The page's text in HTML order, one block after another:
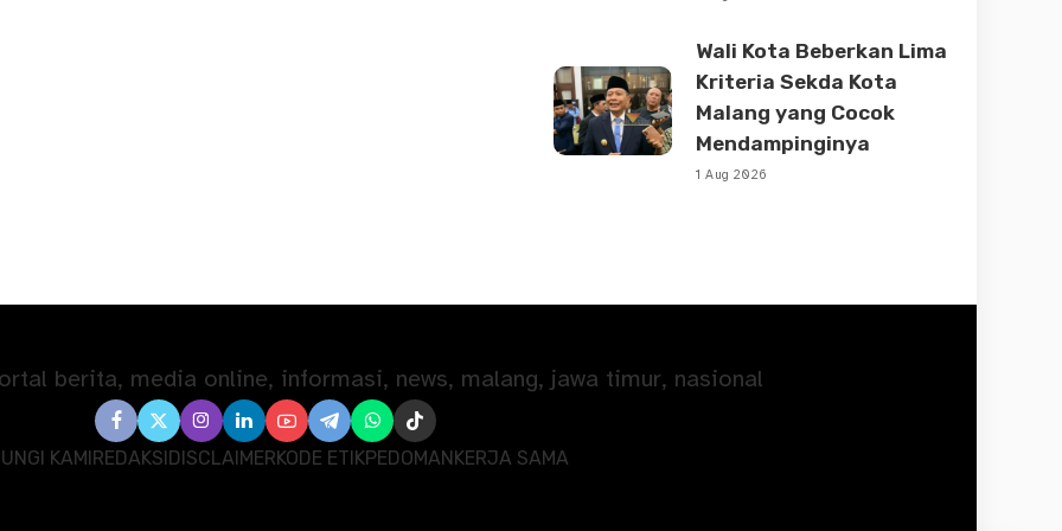
Wali Kota Beberkan Lima
Kriteria Sekda Kota
Malang yang Cocok
Mendampinginya
1 Aug 2026
KAMIREDAKSIDISCLAIMERKODE ETIKPEDOMANKERJA SAMA